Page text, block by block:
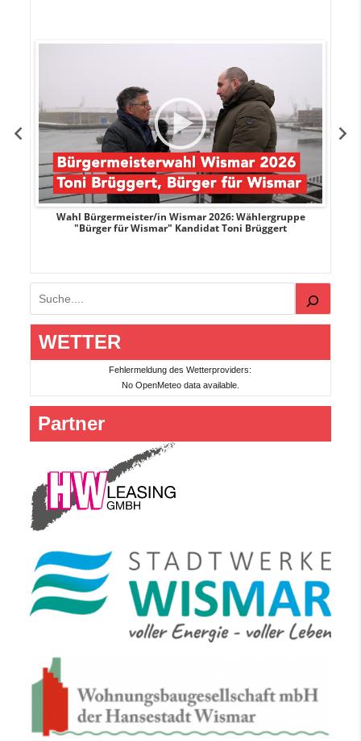
Wahl Bürgermeister/in Wismar 2026: Wählergruppe
"Bürger für Wismar" Kandidat Toni Brüggert
Suchen
WETTER
Fehlermeldung des Wetterproviders:
No OpenMeteo data available.
Partner